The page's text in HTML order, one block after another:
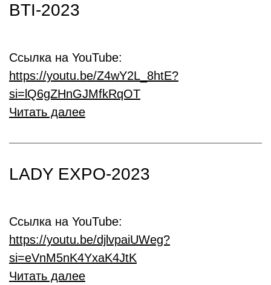
BTI-2023
Ссылка на YouTube:
https://youtu.be/Z4wY2L_8htE?
si=lQ6gZHnGJMfkRqOT
Читать далее
LADY EXPO-2023
Ссылка на YouTube:
https://youtu.be/djlvpaiUWeg?
si=eVnM5nK4YxaK4JtK
Читать далее